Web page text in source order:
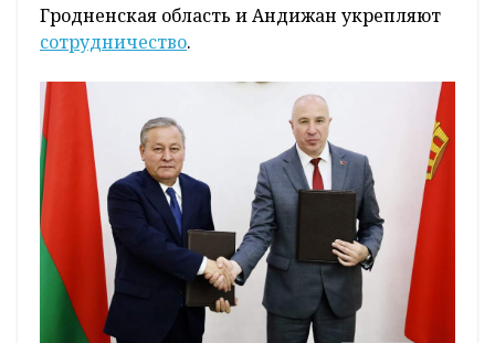
Гродненская область и Андижан укрепляют
сотрудничество.